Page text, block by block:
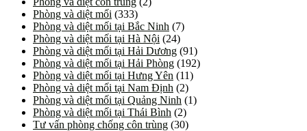
Phòng và diệt mối (333)
Phòng và diệt mối tại Bắc Ninh (7)
Phòng và diệt mối tại Hà Nội (24)
Phòng và diệt mối tại Hải Dương (91)
Phòng và diệt mối tại Hải Phòng (192)
Phòng và diệt mối tại Hưng Yên (11)
Phòng và diệt mối tại Nam Định (2)
Phòng và diệt mối tại Quảng Ninh (1)
Phòng và diệt mối tại Thái Bình (2)
Tư vấn phòng chống côn trùng (30)